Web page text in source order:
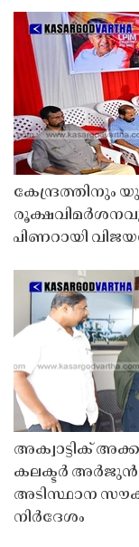
കേന്ദ്രത്തിനും
പിണറായി
അക്വാട്ടിക്
കലക്ടർ അർജുൻ
അടിസ്ഥാന
നിർദേശം